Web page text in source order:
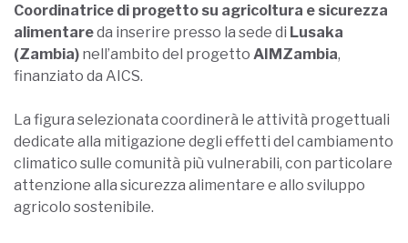
Coordinatrice di progetto su agricoltura e sicurezza
alimentareda inserire presso la sede di Lusaka
(Zambia) nell’ambito del progetto AIMZambia,
finanziato da AICS.
La figura selezionata coordinerà le attività progettuali
dedicate alla mitigazione degli effetti del cambiamento
climatico sulle comunità più vulnerabili, con particolare
attenzione alla sicurezza alimentare e allo sviluppo
agricolo sostenibile.